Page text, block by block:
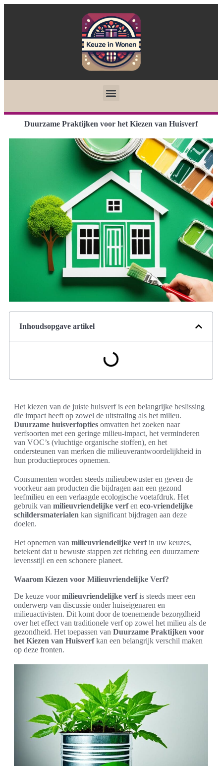
Duurzame Praktijken voor het Kiezen van Huisverf
Inhoudsopgave artikel
Het kiezen van de juiste huisverf is een belangrijke beslissing
die impact heeft op zowel de uitstraling als het milieu.
Duurzame huisverfopties omvatten het zoeken naar
verfsoorten met een geringe milieu-impact, het verminderen
van VOC’s (vluchtige organische stoffen), en het
ondersteunen van merken die milieuverantwoordelijkheid in
hun productieproces opnemen.
Consumenten worden steeds milieubewuster en geven de
voorkeur aan producten die bijdragen aan een gezond
leefmilieu en een verlaagde ecologische voetafdruk. Het
gebruik van milieuvriendelijke verfen eco-vriendelijke
schildersmaterialen kan significant bijdragen aan deze
doelen.
Het opnemen van milieuvriendelijke verfin uw keuzes,
betekent dat u bewuste stappen zet richting een duurzamere
levensstijl en een schonere planeet.
Waarom Kiezen voor Milieuvriendelijke Verf?
De keuze voormilieuvriendelijke verfis steeds meer een
onderwerp van discussie onder huiseigenaren en
milieuactivisten. Dit komt door de toenemende bezorgdheid
over het effect van traditionele verf op zowel het milieu als de
gezondheid. Het toepassen van Duurzame Praktijken voor
het Kiezen van Huisverfkan een belangrijk verschil maken
op deze fronten.